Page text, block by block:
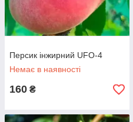
Персик інжирний UFO-4
Немає в наявності
160 ₴